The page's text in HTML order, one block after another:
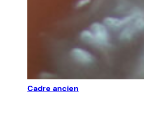
Cadre ancien